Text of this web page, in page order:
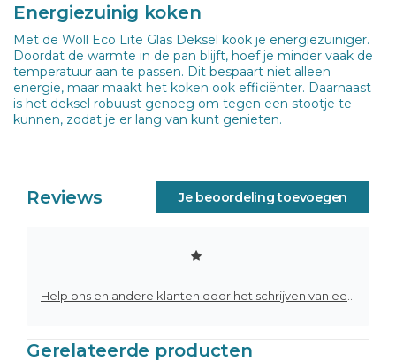
Energiezuinig koken
Met de Woll Eco Lite Glas Deksel kook je energiezuiniger.
Doordat de warmte in de pan blijft, hoef je minder vaak de
temperatuur aan te passen. Dit bespaart niet alleen
energie, maar maakt het koken ook efficiënter. Daarnaast
is het deksel robuust genoeg om tegen een stootje te
kunnen, zodat je er lang van kunt genieten.
Reviews Je beoordeling toevoegen
Gerelateerde producten